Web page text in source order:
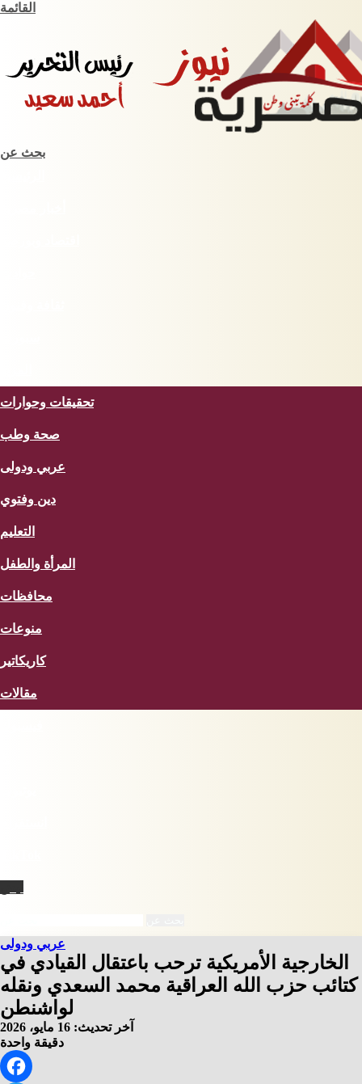
القائمة
بحث عن
تحقيقات وحوارات
صحة وطب
عربي ودولى
دين وفتوي
التعليم
المرأة والطفل
محافظات
منوعات
كاريكاتير
مقالات
عربي ودولى
الخارجية الأمريكية ترحب باعتقال القيادي في
كتائب حزب الله العراقية محمد السعدي ونقله
لواشنطن
آخر تحديث: 16 مايو، 2026
دقيقة واحدة